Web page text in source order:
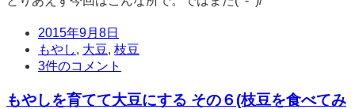
日
時
2015年9月8日
タ
グ
もやし, 大豆, 枝豆
コ
ン
3件のコメント
もやしを育てて大豆にする その６(枝豆を食べてみ